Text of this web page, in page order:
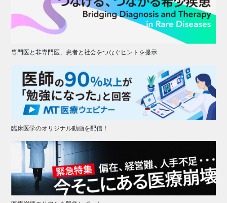
専門医と非専門医、患者と社会をつなぐヒントを提示
臨床医学のオリジナル動画を配信！